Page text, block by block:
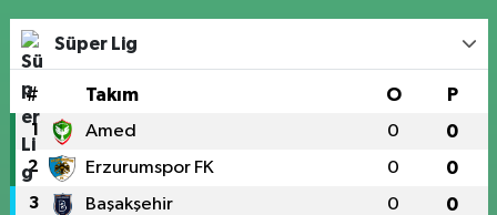
Süper Lig
# Takım O P
1 Amed 0 0
2 Erzurumspor FK 0 0
3 Başakşehir 0 0